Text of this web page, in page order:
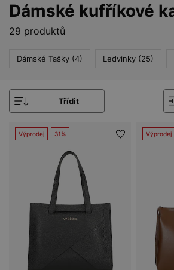
Dámské kufříkové
29 produktů
Dámské Tašky (4) Ledvinky (25)
Třídit
Výprodej 31% Výprodej